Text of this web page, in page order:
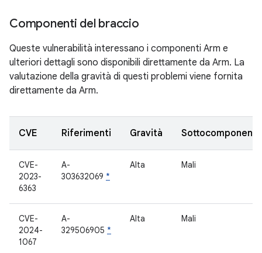
Componenti del braccio
Queste vulnerabilità interessano i componenti Arm e
ulteriori dettagli sono disponibili direttamente da Arm. La
valutazione della gravità di questi problemi viene fornita
direttamente da Arm.
CVE Riferimenti Gravità Sottocomponente
CVE-
2023-
6363
A-
303632069 *
Alta Mali
CVE-
2024-
1067
A-
329506905 *
Alta Mali